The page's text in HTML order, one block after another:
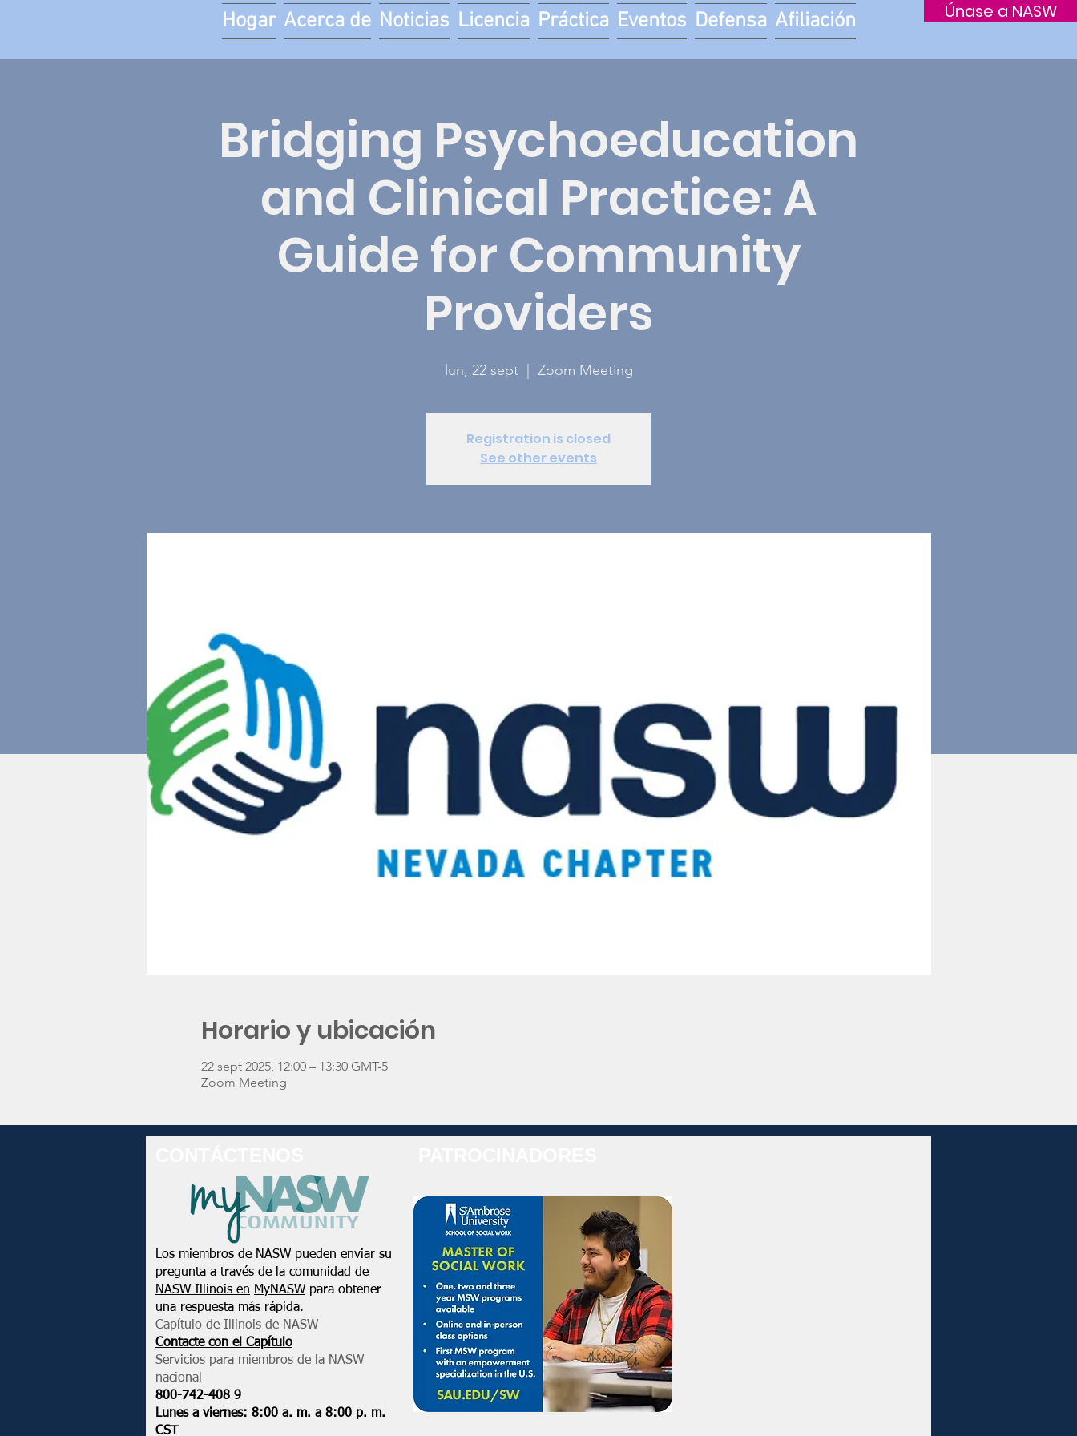
Únase a NASW
Hogar Acerca de Noticias Licencia Práctica Eventos Defensa Afiliación
Bridging Psychoeducation
and Clinical Practice: A
Guide for Community
Providers
lun, 22 sept
  |
Zoom Meeting
Registration is closed
See other events
Horario y ubicación
22 sept 2025, 12:00 – 13:30 GMT-5
Zoom Meeting
Los miembros de NASW pueden enviar su
pregunta a través de la comunidad de
NASW Illinois en MyNASW para obtener
una respuesta más rápida.
Capítulo de Illinois de NASW
Contacte con el Capítulo
Servicios para miembros de la NASW
nacional
800-742-408 9
Lunes a viernes: 8:00 a. m. a 8:00 p. m.
CST